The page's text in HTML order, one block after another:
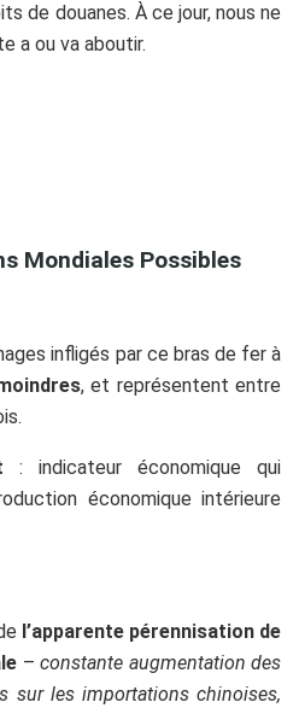
de douanes. À ce jour, nous ne
a ou va aboutir.
Mondiales Possibles
infligés par ce bras de fer à
, et représentent entre
: indicateur économique qui
économique intérieure
l’apparente pérennisation de
– constante augmentation des
sur les importations chinoises,